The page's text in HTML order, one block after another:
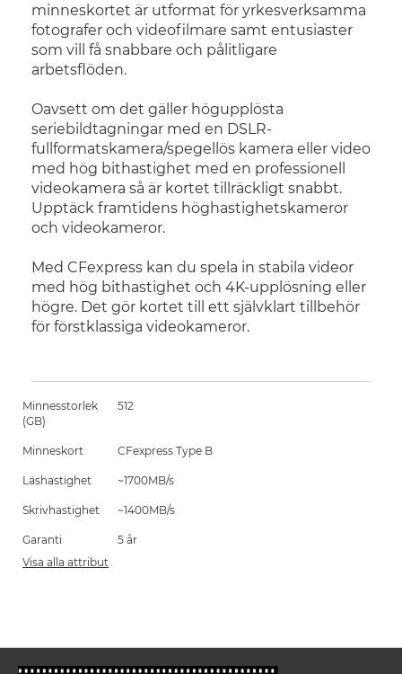
minneskortet är utformat för yrkesverksamma
fotografer och videofilmare samt entusiaster
som vill få snabbare och pålitligare
arbetsflöden.
Oavsett om det gäller högupplösta
seriebildtagningar med en DSLR-
fullformatskamera/spegellös kamera eller video
med hög bithastighet med en professionell
videokamera så är kortet tillräckligt snabbt.
Upptäck framtidens höghastighetskameror
och videokameror.
Med CFexpress kan du spela in stabila videor
med hög bithastighet och 4K-upplösning eller
högre. Det gör kortet till ett självklart tillbehör
för förstklassiga videokameror.
Minnesstorlek
(GB)
512
Minneskort CFexpress Type B
Läshastighet ~1700MB/s
Skrivhastighet ~1400MB/s
Garanti
5 år
Visa alla attribut